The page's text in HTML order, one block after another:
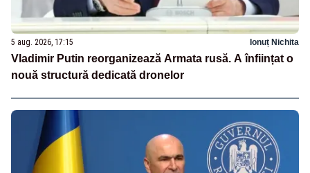
5 aug. 2026, 17:15 Ionuț Nichita
Vladimir Putin reorganizează Armata rusă. A înființat o
nouă structură dedicată dronelor